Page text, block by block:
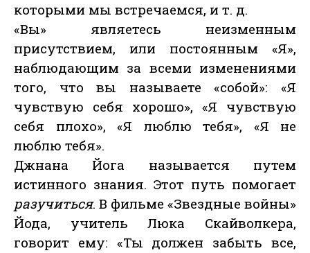
которыми мы встречаемся, и т. д.
«Вы» являетесь неизменным
присутствием, или постоянным «Я»,
наблюдающим за всеми изменениями
того, что вы называете «собой»: «Я
чувствую себя хорошо», «Я чувствую
себя плохо», «Я люблю тебя», «Я не
люблю тебя».
Джнана Йога называется путем
истинного знания. Этот путь помогает
разучиться. В фильме «Звездные войны»
Йода, учитель Люка Скайволкера,
говорит ему: «Ты должен забыть все,